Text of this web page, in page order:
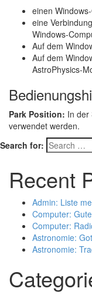
einen
eine
Windows-
Auf dem
Auf dem
AstroPhysics-
Park Position: In der
verwendet werden.
Search for:
Recent
Admin: Liste
Computer:
Computer:
Astronomie:
Astronomie: